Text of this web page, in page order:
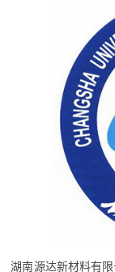
湖南源达新材料有